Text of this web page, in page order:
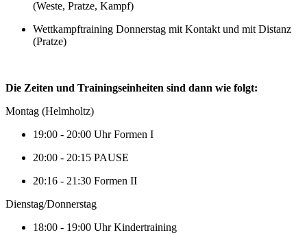
(Weste, Pratze, Kampf)
Wettkampftraining Donnerstag mit Kontakt und mit Distanz
(Pratze)
Die Zeiten und Trainingseinheiten sind dann wie folgt:
Montag (Helmholtz)
19:00 - 20:00 Uhr Formen I
20:00 - 20:15 PAUSE
20:16 - 21:30 Formen II
Dienstag/Donnerstag
18:00 - 19:00 Uhr Kindertraining